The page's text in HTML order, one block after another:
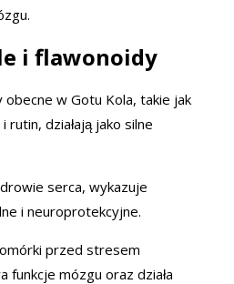
i flawonoidy
w Gotu Kola, takie jak
działają jako silne
serca, wykazuje
i neuroprotekcyjne.
przed stresem
funkcje mózgu oraz działa